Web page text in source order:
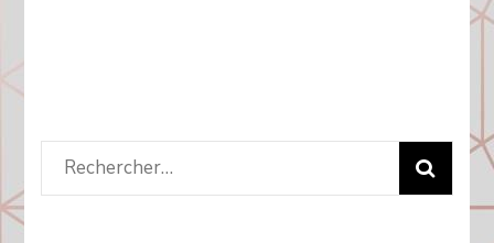
Rechercher
: